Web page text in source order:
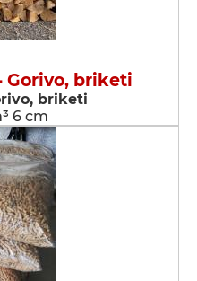
Gorivo, briketi
briketi
6 cm